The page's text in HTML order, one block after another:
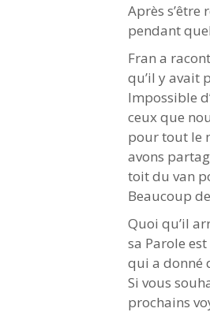
Après
pendant
Fran a
qu’il y avait
Impossible
ceux que
pour tout le
avons
toit du van
Beaucoup
Quoi qu’il
sa Parole
qui a donné
Si vous
prochains